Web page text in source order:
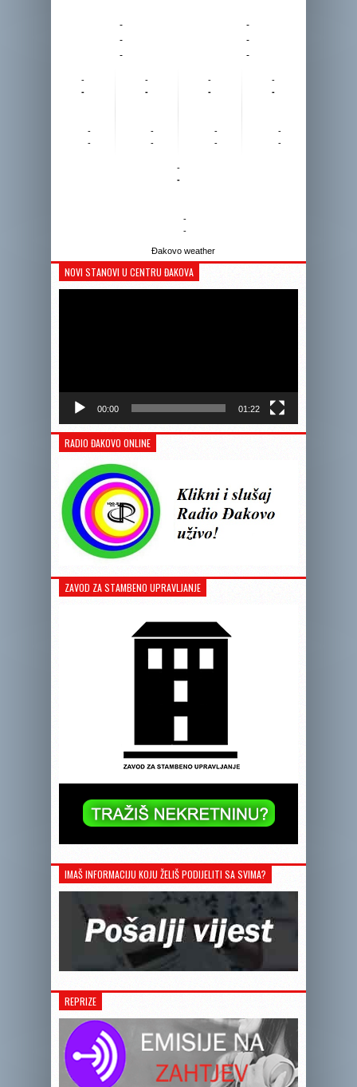
-
-
-
-
-
-
-
-
-
-
-
-
-
-
-
-
-
-
-
-
-
-
-
-
-
-
Đakovo weather
NOVI STANOVI U CENTRU ĐAKOVA
00:00 01:22
RADIO ĐAKOVO ONLINE
ZAVOD ZA STAMBENO UPRAVLJANJE
IMAŠ INFORMACIJU KOJU ŽELIŠ PODIJELITI SA SVIMA?
REPRIZE